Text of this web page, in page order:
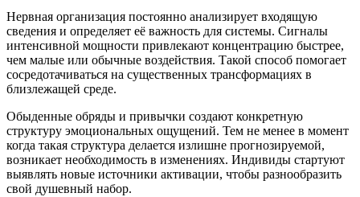
Нервная организация постоянно анализирует входящую
сведения и определяет её важность для системы. Сигналы
интенсивной мощности привлекают концентрацию быстрее,
чем малые или обычные воздействия. Такой способ помогает
сосредотачиваться на существенных трансформациях в
близлежащей среде.
Обыденные обряды и привычки создают конкретную
структуру эмоциональных ощущений. Тем не менее в момент
когда такая структура делается излишне прогнозируемой,
возникает необходимость в изменениях. Индивиды стартуют
выявлять новые источники активации, чтобы разнообразить
свой душевный набор.